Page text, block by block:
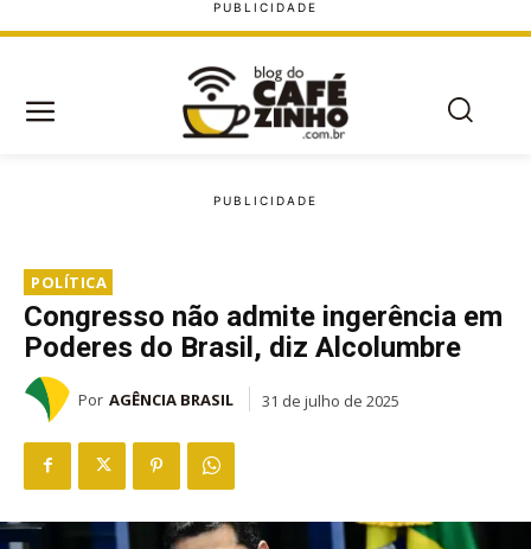
POLÍTICA
Congresso não admite ingerência em
Poderes do Brasil, diz Alcolumbre
Por AGÊNCIA BRASIL 31 de julho de 2025